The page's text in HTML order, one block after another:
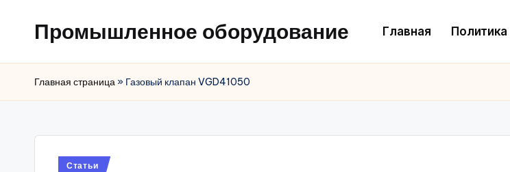
Промышленное оборудование Главная
Главная страница» Газовый клапан VGD41050
Posted
Статьи